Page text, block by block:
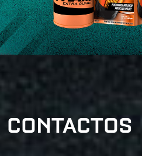
CONTACTOS